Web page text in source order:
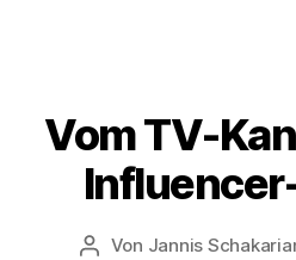
Vom TV-
Beitragsautor
Von Jannis